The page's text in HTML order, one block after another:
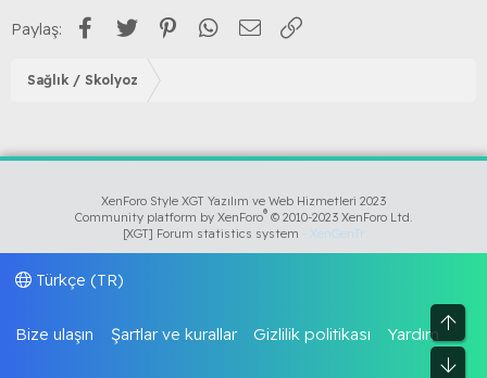
Paylaş: Facebook
Twitter PinterestWhatsApp
E-posta
Sağlık / Skolyoz
Üst
Alt
XenForo Style XGT Yazılım ve Web Hizmetleri 2023
Community platform by XenForo® © 2010-2023 XenForo Ltd.
[XGT] Forum statistics system - XenGenTr
Türkçe (TR)
Bize ulaşın Şartlar ve kurallar Gizlilik politikası Yardım